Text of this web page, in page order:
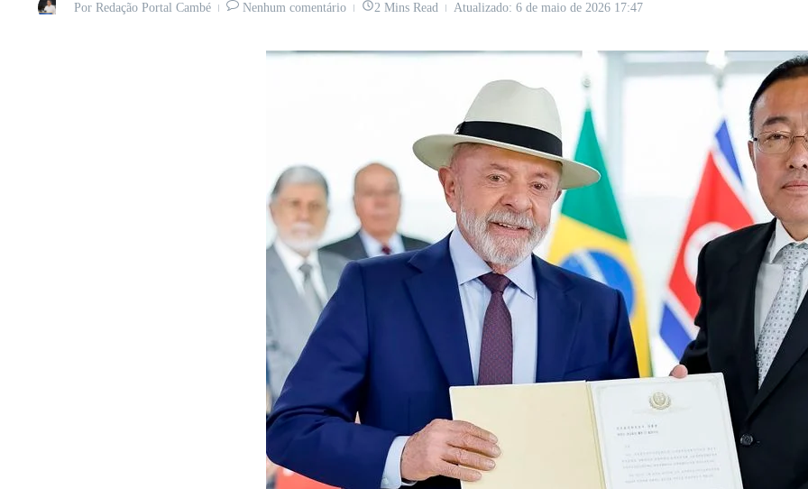
Por Redação Portal Cambé Nenhum comentário 2 Mins Read Atualizado: 6 de maio de 2026 17:47